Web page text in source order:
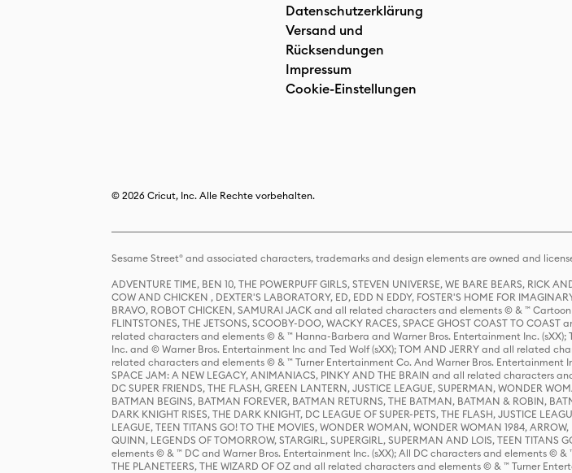
Datenschutzerklärung
Versand und
Rücksendungen
Impressum
Cookie-Einstellungen
© 2026 Cricut, Inc. Alle Rechte vorbehalten.
Sesame Street® and associated characters, trademarks and design elements are owned and
ADVENTURE TIME, BEN 10, THE POWERPUFF GIRLS, STEVEN UNIVERSE, WE BARE BEARS, RICK
COW AND CHICKEN , DEXTER'S LABORATORY, ED, EDD N EDDY, FOSTER'S HOME FOR
BRAVO, ROBOT CHICKEN, SAMURAI JACK and all related characters and elements © & ™
FLINTSTONES, THE JETSONS, SCOOBY-DOO, WACKY RACES, SPACE GHOST COAST TO
related characters and elements © & ™ Hanna-Barbera and Warner Bros. Entertainment Inc.
Inc. and © Warner Bros. Entertainment Inc and Ted Wolf (sXX); TOM AND JERRY and all related
related characters and elements © & ™ Turner Entertainment Co. And Warner Bros. Entertainment
SPACE JAM: A NEW LEGACY, ANIMANIACS, PINKY AND THE BRAIN and all related characters
DC SUPER FRIENDS, THE FLASH, GREEN LANTERN, JUSTICE LEAGUE, SUPERMAN,
BATMAN BEGINS, BATMAN FOREVER, BATMAN RETURNS, THE BATMAN, BATMAN & ROBIN,
DARK KNIGHT RISES, THE DARK KNIGHT, DC LEAGUE OF SUPER-PETS, THE FLASH, JUSTICE
LEAGUE, TEEN TITANS GO! TO THE MOVIES, WONDER WOMAN, WONDER WOMAN 1984,
QUINN, LEGENDS OF TOMORROW, STARGIRL, SUPERGIRL, SUPERMAN AND LOIS, TEEN
elements © & ™ DC and Warner Bros. Entertainment Inc. (sXX); All DC characters and elements © &
THE PLANETEERS, THE WIZARD OF OZ and all related characters and elements © & ™ Turner